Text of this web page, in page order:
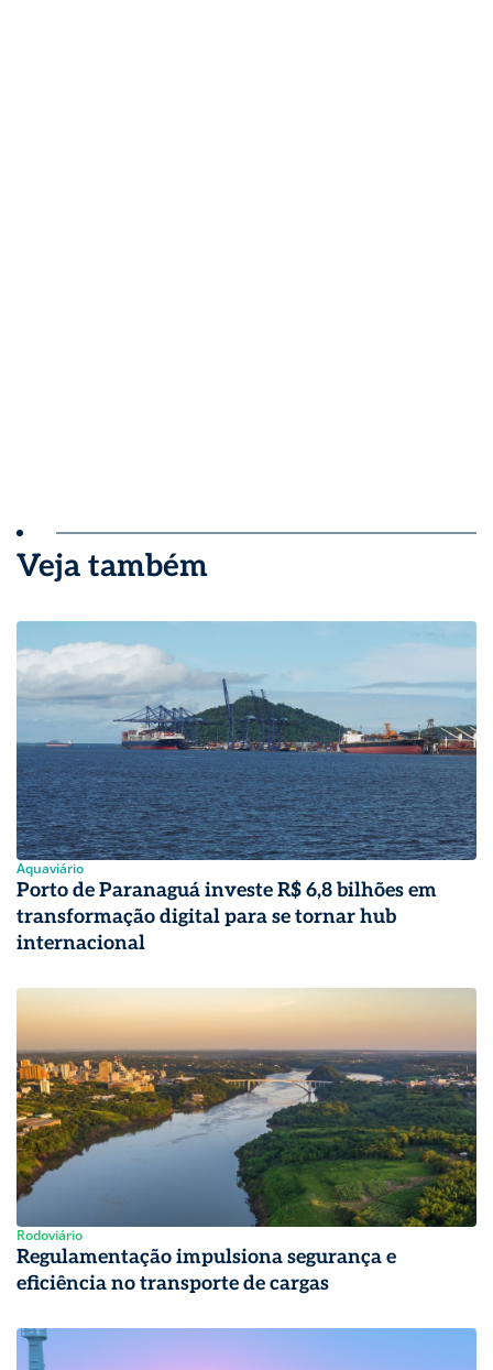
Veja também
Aquaviário
Porto de Paranaguá investe R$ 6,8 bilhões em
transformação digital para se tornar hub
internacional
Rodoviário
Regulamentação impulsiona segurança e
eficiência no transporte de cargas